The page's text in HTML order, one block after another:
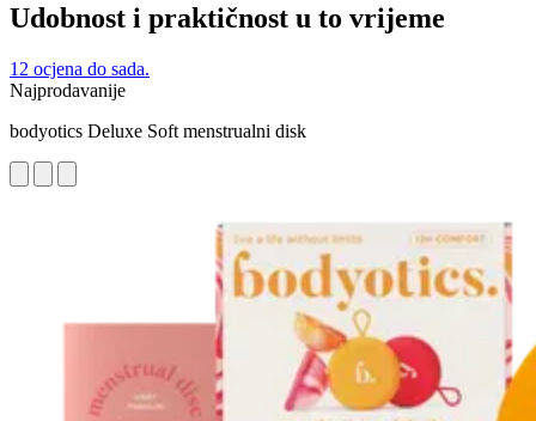
Udobnost i praktičnost u to vrijeme
12 ocjena do sada.
Najprodavanije
bodyotics Deluxe Soft menstrualni disk